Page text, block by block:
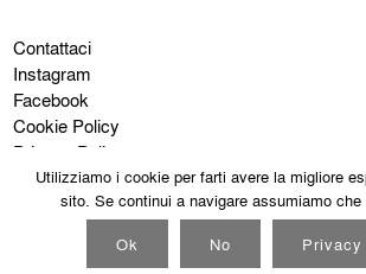
Contattaci
Instagram
Facebook
Cookie Policy
Privacy Policy
Utilizziamo i cookie per farti avere la migliore
sito. Se continui a navigare assumiamo che
Ok
No